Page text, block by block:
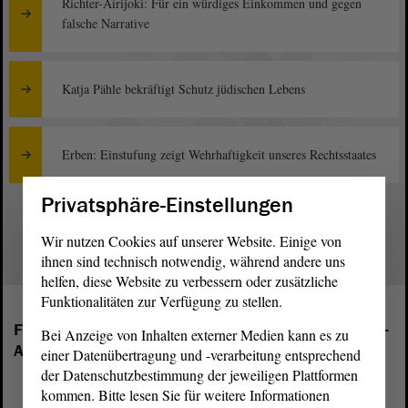
falsche Narrative
Katja Pähle bekräftigt Schutz jüdischen Lebens
Erben: Einstufung zeigt Wehrhaftigkeit unseres Rechtsstaates
1
Folgende Fraktionen sind im Landtag von Sachsen-
Anhalt vertreten:
Privatsphäre-Einstellungen
Wir nutzen Cookies auf unserer Website. Einige von
ihnen sind technisch notwendig, während andere uns
helfen, diese Website zu verbessern oder zusätzliche
Funktionalitäten zur Verfügung zu stellen.
Bei Anzeige von Inhalten externer Medien kann es zu
einer Datenübertragung und -verarbeitung entsprechend
der Datenschutzbestimmung der jeweiligen Plattformen
kommen. Bitte lesen Sie für weitere Informationen